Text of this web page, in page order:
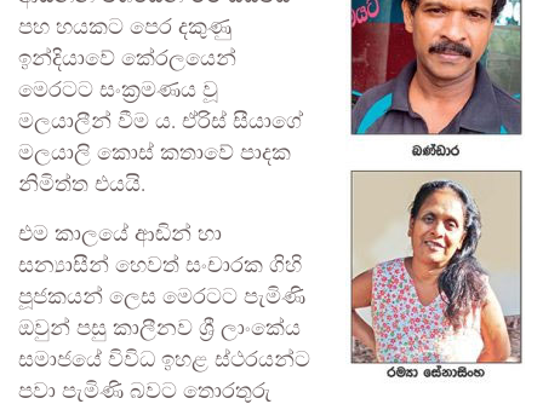
පහ හයකට පෙර දකුණු
ඉන්දියාවේ කේරලයෙන්
මෙරටට සංක්‍රමණය වූ
මලයාලීන් වීම ය. ඒරිස් සීයාගේ
මලයාලි කොස් කතාවේ පාදක
නිමිත්ත එයයි.
එම කාලයේ ආඬින් හා
සන්‍යාසීන් හෙවත් සංචාරක ගිහි
පූජකයන් ලෙස මෙරටට පැමිණි
ඔවුන් පසු කාලීනව ශ්‍රී ලාංකේය
සමාජයේ විවිධ ඉහළ ස්ථරයන්ට
පවා පැමිණි බවට තොරතුරු